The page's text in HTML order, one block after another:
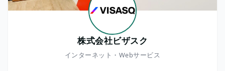
株式会社ビザスク
インターネット・Webサービス